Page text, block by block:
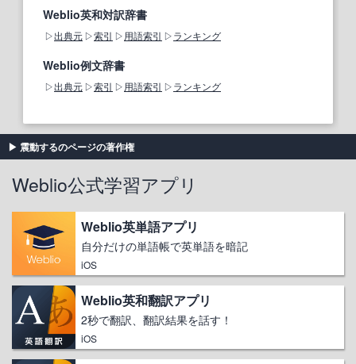
Weblio英和対訳辞書
出典元 索引 用語索引 ランキング
Weblio例文辞書
出典元 索引 用語索引 ランキング
震動するのページの著作権
Weblio公式学習アプリ
Weblio英単語アプリ
自分だけの単語帳で英単語を暗記
iOS
Weblio英和翻訳アプリ
2秒で翻訳、翻訳結果を話す！
iOS